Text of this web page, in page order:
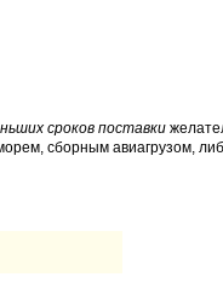
сроков поставки
сборным авиагрузом,